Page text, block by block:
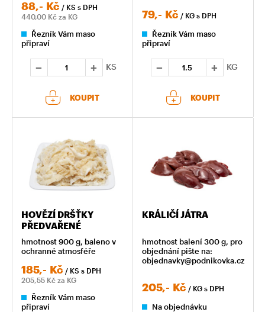
88,- Kč / KS s DPH
440,00 Kč za KG
Řezník Vám maso
připraví
KS
KOUPIT
79,- Kč / KG s DPH
Řezník Vám maso
připraví
KG
KOUPIT
HOVĚZÍ DRŠŤKY
PŘEDVAŘENÉ
hmotnost 900 g, baleno v
ochranné atmosféře
185,- Kč / KS s DPH
205,55 Kč za KG
Řezník Vám maso
připraví
KRÁLIČÍ JÁTRA
hmotnost balení 300 g, pro
objednání pište na:
objednavky@podnikovka.cz
205,- Kč / KG s DPH
Na objednávku